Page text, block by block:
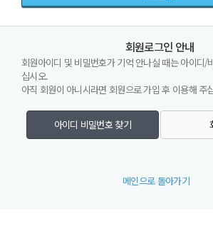
회원로그인 안내
회원아이디 및 비밀번호가 기억 안나실 때는 아이디/
십시오.
아직 회원이 아니시라면 회원으로 가입 후 이용해 주
아이디 비밀번호 찾기
메인으로 돌아가기